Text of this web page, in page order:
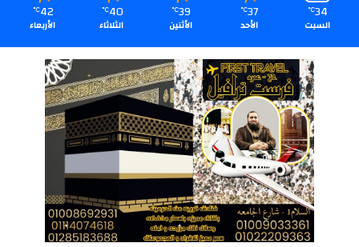
34
℃
السبت
37
℃
الأحد
39
℃
الأثنين
40
℃
الثلاثاء
42
℃
الأربعاء